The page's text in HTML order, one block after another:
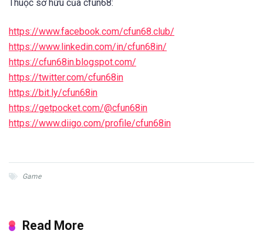
Thuộc sở hữu của cfun68:
https://www.facebook.com/cfun68.club/
https://www.linkedin.com/in/cfun68in/
https://cfun68in.blogspot.com/
https://twitter.com/cfun68in
https://bit.ly/cfun68in
https://getpocket.com/@cfun68in
https://www.diigo.com/profile/cfun68in
Game
Read More